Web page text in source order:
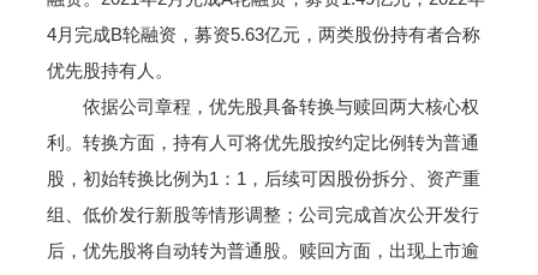
4月完成B轮融资，募资5.63亿元，两类股份持有者合称
优先股持有人。
依据公司章程，优先股具备转换与赎回两大核心权
利。转换方面，持有人可将优先股按约定比例转为普通
股，初始转换比例为1：1，后续可因股份拆分、资产重
组、低价发行新股等情形调整；公司完成首次公开发行
后，优先股将自动转为普通股。赎回方面，出现上市逾